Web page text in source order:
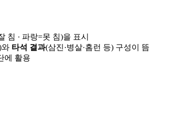
침 · 파랑=못 침)을 표시
와 타석 결과(삼진·병살·홈런 등) 구성이 뜸
에 활용